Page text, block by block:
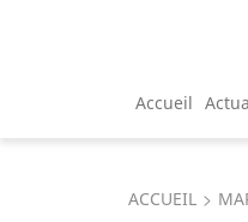
Accueil
ACCUEIL